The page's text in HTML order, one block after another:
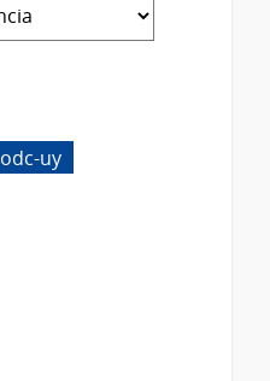
odc-uy